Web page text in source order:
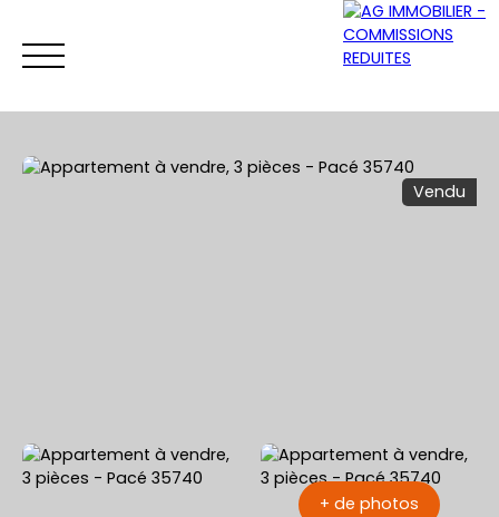
Vendu
+ de photos